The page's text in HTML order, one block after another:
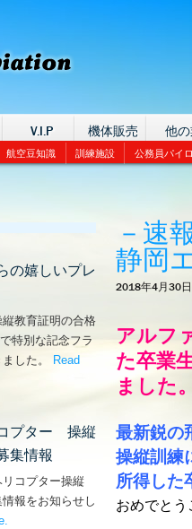
V.I.P 機体販売 他
航空豆知識 訓練施設 公務員パイ
－速
静岡
2018年4月30日
アルフ
た卒業
ました。
最新鋭の
操縦訓練
所得した
おめでとう
の嬉しいプレ
教育証明の合格
特別な記念フラ
した。
Read
からの嬉しいプレゼント！’
プター 操縦
集情報
コプター操縦
報をお知らせし
– ‘飛行機・ヘリコプター 操縦士・
.